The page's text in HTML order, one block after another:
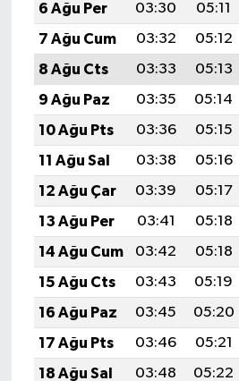
6 Ağu Per
03:30 05:11
7 Ağu Cum
03:32 05:12
8 Ağu Cts
03:33 05:13
9 Ağu Paz
03:35 05:14
10 Ağu Pts
03:36 05:15
11 Ağu Sal
03:38 05:16
12 Ağu Çar
03:39 05:17
13 Ağu Per
03:41 05:18
14 Ağu Cum
03:42 05:18
15 Ağu Cts
03:43 05:19
16 Ağu Paz
03:45 05:20
17 Ağu Pts
03:46 05:21
18 Ağu Sal
03:48 05:22